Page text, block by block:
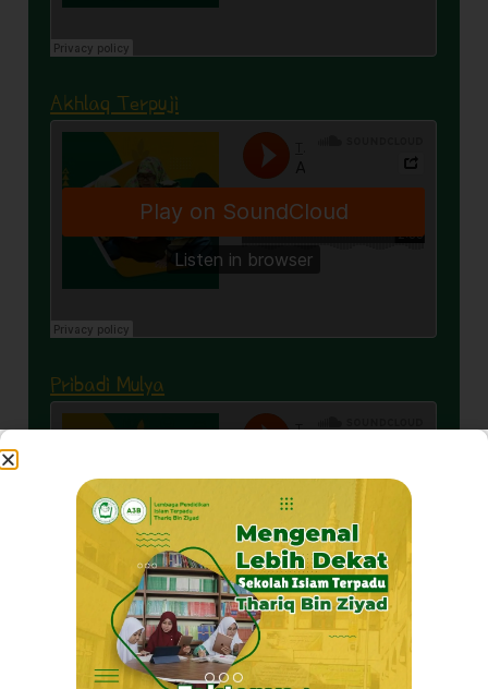
Akhlaq Terpuji
Pribadi Mulya